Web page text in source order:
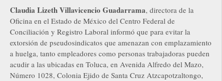
Claudia Lizeth Villavicencio Guadarrama, directora de la
Oficina en el Estado de México del Centro Federal de
Conciliación y Registro Laboral informó que para evitar la
extorsión de pseudosindicatos que amenazan con emplazamiento
a huelga, tanto empleadores como personas trabajadoras pueden
acudir a las ubicadas en Toluca, en Avenida Alfredo del Mazo,
Número 1028, Colonia Ejido de Santa Cruz Atzcapotzaltongo,